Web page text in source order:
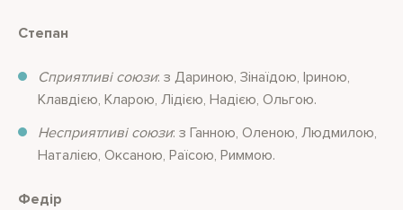
Степан
Сприятливі союзи: з Дариною, Зінаїдою, Іриною,
Клавдією, Кларою, Лідією, Надією, Ольгою.
Несприятливі союзи: з Ганною, Оленою, Людмилою,
Наталією, Оксаною, Раїсою, Риммою.
Федір